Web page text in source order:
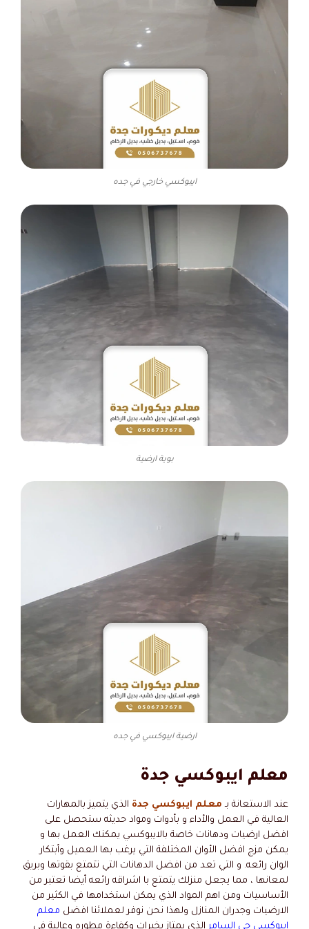
ايبوكسي خارجي في جده
بوية ارضية
ارضية ايبوكسي في جده
معلم ايبوكسي جدة
عند الاستعانة بـمعلم ايبوكسي جدة الذي يتميز بالمهارات
العالية في العمل والأداء و بأدوات ومواد حديثه ستحصل على
افضل ارضيات ودهانات خاصة بالايبوكسي يمكنك العمل بها و
يمكن مزج افضل الأوان المختلفة التي يرغب بها العميل وأبتكار
الوان رائعه. و التي تعد من افضل الدهانات التي تتمتع بقوتها وبريق
لمعانها ، مما يجعل منزلك يتمتع با اشراقه رائعه أيضا تعتبر من
الأساسيات ومن اهم المواد الذي يمكن استخدامها في الكثير من
الارضيات وجدران المنازل ولهذا نحن نوفر لعملائنا افضل معلم
ايبوكسي حي السامر الذي يمتاز بخبرات وكفاءة مطوره وعالية في